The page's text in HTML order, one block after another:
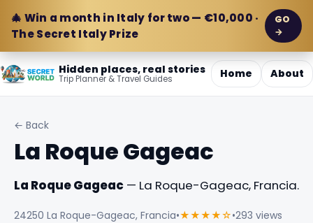
🎄 Win a month in Italy for two — €10,000 ·
The Secret Italy Prize
GO
→
Hidden places, real stories
Trip Planner & Travel Guides Home About
← Back
La Roque Gageac
La Roque Gageac — La Roque-Gageac, Francia.
24250 La Roque-Gageac, Francia•★★★★☆•293 views